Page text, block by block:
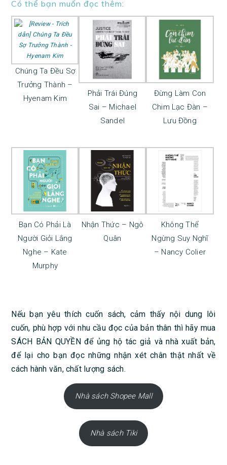
Có thể bạn muốn đọc thêm:
Chúng Ta Đều Sợ
Trưởng Thành –
Hyenam Kim
Phải Trái Đúng
Sai – Michael
Sandel
Đừng Làm Con
Chim Lạc Đàn –
Lưu Đồng
Bạn Có Phải Là
Người Giỏi Lắng
Nghe – Kate
Murphy
Nhận Thức – Ngô
Quân
Không Thể
Ngừng Suy Nghĩ
– Nancy Colier
Nếu bạn yêu thích cuốn sách, cảm thấy nội dung lôi
cuốn, phù hợp với nhu cầu đọc của bản thân thì hãy mua
SÁCH BẢN QUYỀN để ủng hộ tác giả và nhà xuất bản,
để lại cho bạn đọc những nhận xét chân thật nhất về
cách hành văn, chất lượng sách.
Nhà sách Shopee Mall
Nhà sách Tiki